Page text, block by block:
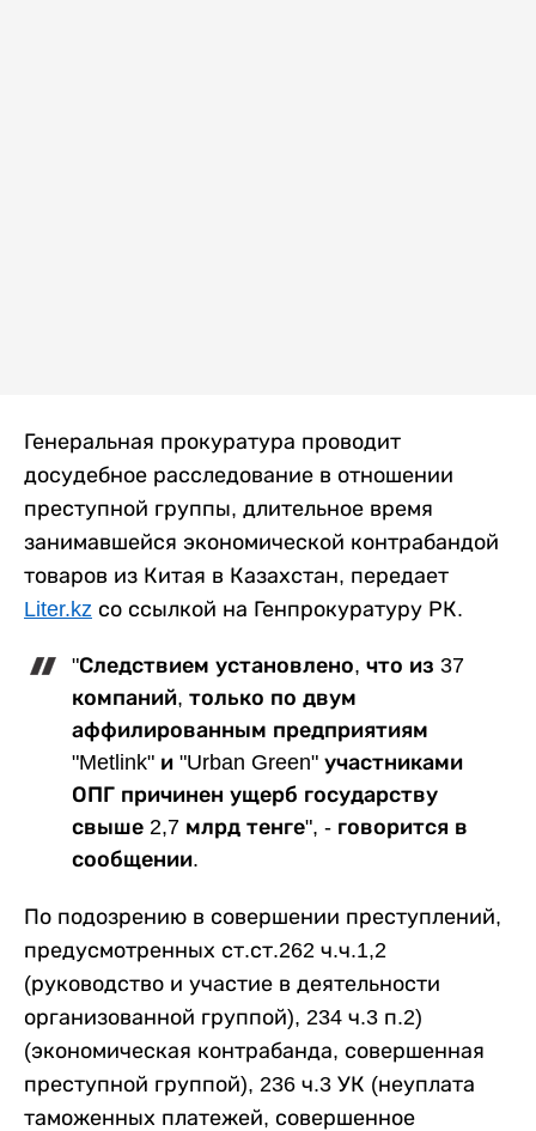
Генеральная прокуратура проводит
досудебное расследование в отношении
преступной группы, длительное время
занимавшейся экономической контрабандой
товаров из Китая в Казахстан, передает
Liter.kz со ссылкой на Генпрокуратуру РК.
"Следствием установлено, что из 37
компаний, только по двум
аффилированным предприятиям
"Metlink" и "Urban Green" участниками
ОПГ причинен ущерб государству
свыше 2,7 млрд тенге", - говорится в
сообщении.
По подозрению в совершении преступлений,
предусмотренных ст.ст.262 ч.ч.1,2
(руководство и участие в деятельности
организованной группой), 234 ч.3 п.2)
(экономическая контрабанда, совершенная
преступной группой), 236 ч.3 УК (неуплата
таможенных платежей, совершенное